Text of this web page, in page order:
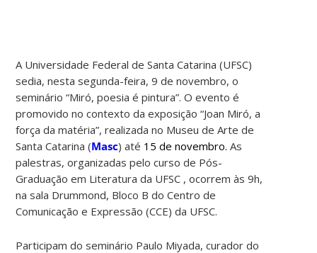
A Universidade Federal de Santa Catarina (UFSC)
sedia, nesta segunda-feira, 9 de novembro, o
seminário “Miró, poesia é pintura”. O evento é
promovido no contexto da exposição “Joan Miró, a
força da matéria”, realizada no Museu de Arte de
Santa Catarina (Masc) até 15 de novembro. As
palestras, organizadas pelo curso de Pós-
Graduação em Literatura da UFSC , ocorrem às 9h,
na sala Drummond, Bloco B do Centro de
Comunicação e Expressão (CCE) da UFSC.
Participam do seminário Paulo Miyada, curador do